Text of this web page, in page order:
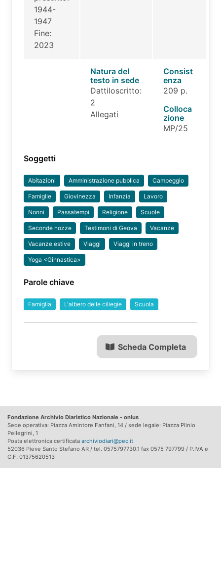
1944-
1947
Fine:
2023
Natura del
testo in sede
Dattiloscritto:
2
Allegati
Consist
enza
209 p.
Colloca
zione
MP/25
Soggetti
Abitazioni Amministrazione pubblica Campeggio
Famiglie Giovinezza Infanzia Lavoro
Nonni Passatempi Religione Scuole
Seconde nozze Testimoni di Geova Vacanze
Vacanze estive Viaggi Viaggi in treno
Yoga <Ginnastica>
Parole chiave
Famiglia L'albero delle ciliegie Scuola
Scheda Completa
Fondazione Archivio Diaristico Nazionale - onlus
Sede operativa: Piazza Amintore Fanfani, 14 / sede legale: Piazza Plinio
Pellegrini, 1
Posta elettronica certificata archiviodiari@pec.it
52036 Pieve Santo Stefano AR / tel. 0575797730.1 fax 0575 797799 / P.IVA e
C.F. 01375620513